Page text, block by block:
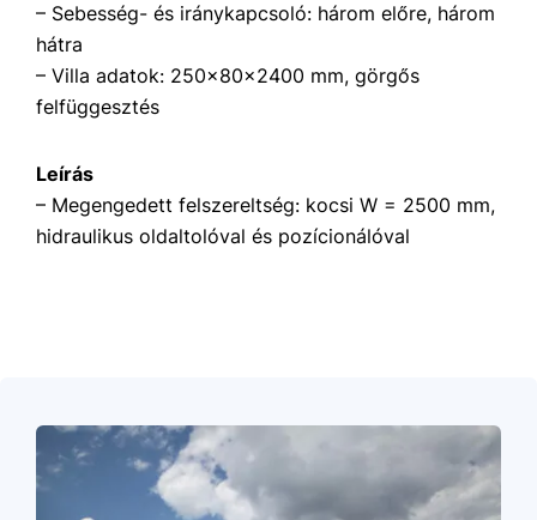
– Sebesség- és iránykapcsoló: három előre, három
hátra
– Villa adatok: 250x80x2400 mm, görgős
felfüggesztés
Leírás
– Megengedett felszereltség: kocsi W = 2500 mm,
hidraulikus oldaltolóval és pozícionálóval